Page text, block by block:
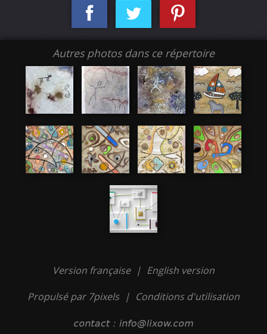
Autres photos dans ce répertoire
Version française | English version
Propulsé par 7pixels | Conditions d'utilisation